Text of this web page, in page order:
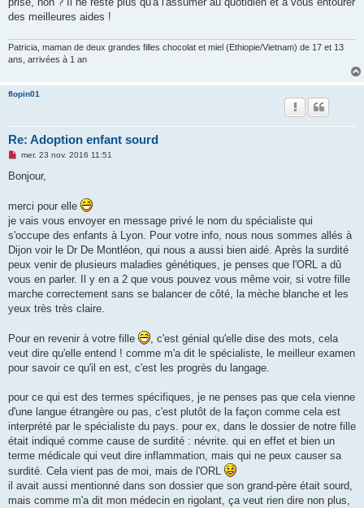
des meilleures aides !
Patricia, maman de deux grandes filles chocolat et miel (Ethiopie/Vietnam) de 17 et 13
ans, arrivées à 1 an
flopin01
Re: Adoption enfant sourd
M
s
g
n
o
u
mer. 23 nov. 2016 11:51
Bonjour,
merci pour elle
je vais vous envoyer en message privé le nom du spécialiste qui
s'occupe des enfants à Lyon. Pour votre info, nous nous sommes allés à
Dijon voir le Dr De Montléon, qui nous a aussi bien aidé. Après la surdité
peux venir de plusieurs maladies génétiques, je penses que l'ORL a dû
vous en parler. Il y en a 2 que vous pouvez vous même voir, si votre fille
marche correctement sans se balancer de côté, la mèche blanche et les
yeux très très claire.
Pour en revenir à votre fille
, c'est génial qu'elle dise des mots, cela
veut dire qu'elle entend ! comme m'a dit le spécialiste, le meilleur examen
pour savoir ce qu'il en est, c'est les progrès du langage.
pour ce qui est des termes spécifiques, je ne penses pas que cela vienne
d'une langue étrangère ou pas, c'est plutôt de la façon comme cela est
interprété par le spécialiste du pays. pour ex, dans le dossier de notre fille
était indiqué comme cause de surdité : névrite. qui en effet et bien un
terme médicale qui veut dire inflammation, mais qui ne peux causer sa
surdité. Cela vient pas de moi, mais de l'ORL
il avait aussi mentionné dans son dossier que son grand-père était sourd,
mais comme m'a dit mon médecin en rigolant, ça veut rien dire non plus,